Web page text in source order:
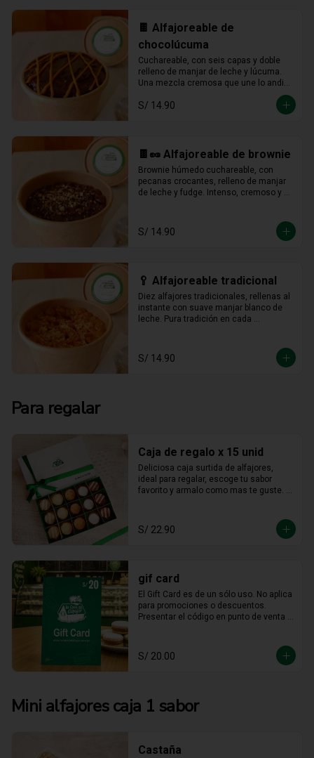
🍫 Alfajoreable de
chocolúcuma
Cuchareable, con seis capas y doble
relleno de manjar de leche y lúcuma.
Una mezcla cremosa que une lo andino
S/ 14.90
🍫🥜 Alfajoreable de brownie
Brownie húmedo cuchareable, con
pecanas crocantes, relleno de manjar
de leche y fudge. Intenso, cremoso y
S/ 14.90
🥄 Alfajoreable tradicional
Diez alfajores tradicionales, rellenas al
instante con suave manjar blanco de
leche. Pura tradición en cada
S/ 14.90
Para regalar
Caja de regalo x 15 unid
Deliciosa caja surtida de alfajores,
ideal para regalar, escoge tu sabor
favorito y armalo como mas te guste.
S/ 22.90
gif card
El Gift Card es de un sólo uso. No aplica
para promociones o descuentos.
Presentar el código en punto de venta o
efectivo. No es acumulable. No puede
ser reemplazado por dinero, ni usado
provincia de Chiclayo. No válido para
S/ 20.00
Mini alfajores caja 1 sabor
Castaña